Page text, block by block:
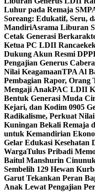
Luhur pada Remaja SMP
Soreang: Edukatif, Seru,
MandiriAsrama Liburan
Cetak Generasi
Ketua PC LDII
Dukung Akun Resmi DPP
Pengajian Generus
Nilai KeagamaanTPA Al
Pembagian Rapor, Orang
Mengaji AnakPAC LDII
Bentuk Generasi Muda
Kejari, dan Kodim 0905
Radikalisme, Perkuat Nilai
Kuningan Bekali Remaja
untuk Kemandirian
Gelar Edukasi Kesehatan
WargaTulus Pribadi
Baitul Manshurin
Sembelih 129 Hewan
Garut Tekankan Peran
Anak Lewat Pengajian